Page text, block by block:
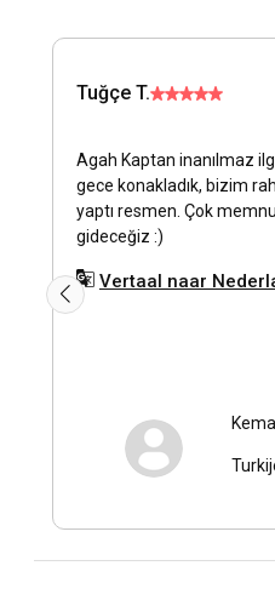
Tuğçe T.
Agah Kaptan inanılmaz
gece konakladık, bizim
yaptı resmen. Çok
gideceğiz :)
Vertaal naar